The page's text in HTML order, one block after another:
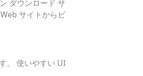
ダウンロード サ
サイトからビ
。 使いやすい UI